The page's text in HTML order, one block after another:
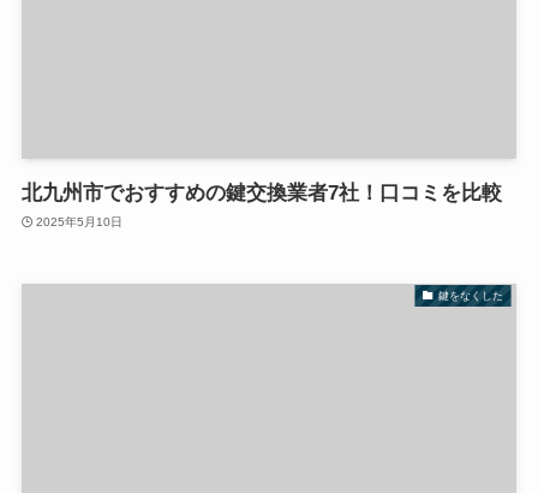
北九州市でおすすめの鍵交換業者7社！口コミを比較
2025年5月10日
鍵をなくした